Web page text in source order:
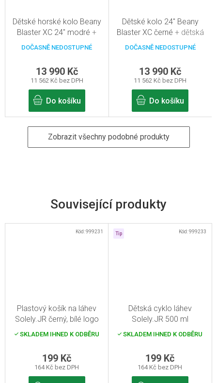
Související produkty
Plastový košík na láhev
Solely.JR černý, bílé logo
SKLADEM IHNED K ODBĚRU
164 Kč bez DPH
199 Kč
Kód:999231 Tip
Dětská cyklo láhev
Solely.JR 500 ml
SKLADEM IHNED K ODBĚRU
164 Kč bez DPH
199 Kč
Kód:999233
Dětské horské kolo Beany
Blaster XC 24" modré+
dětská přilba zdarma
DOČASNĚ NEDOSTUPNÉ
11 562 Kč bez DPH
13 990 Kč
Do košíku
Dětské kolo 24" Beany
Blaster XC černé + dětská
přilba zdarma
DOČASNĚ NEDOSTUPNÉ
11 562 Kč bez DPH
13 990 Kč
Do košíku
Zobrazit všechny podobné produkty